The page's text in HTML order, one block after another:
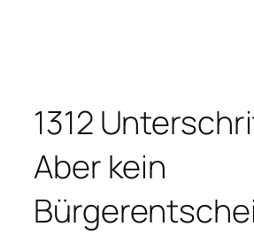
1312
Aber kein